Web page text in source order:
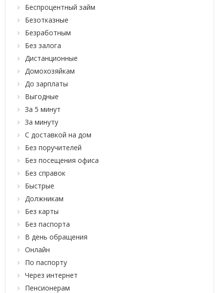
Беспроцентный займ
Безотказные
Безработным
Без залога
Дистанционные
Домохозяйкам
До зарплаты
Выгодные
За 5 минут
За минуту
С доставкой на дом
Без поручителей
Без посещения офиса
Без справок
Быстрые
Должникам
Без карты
Без паспорта
В день обращения
Онлайн
По паспорту
Через интернет
Пенсионерам